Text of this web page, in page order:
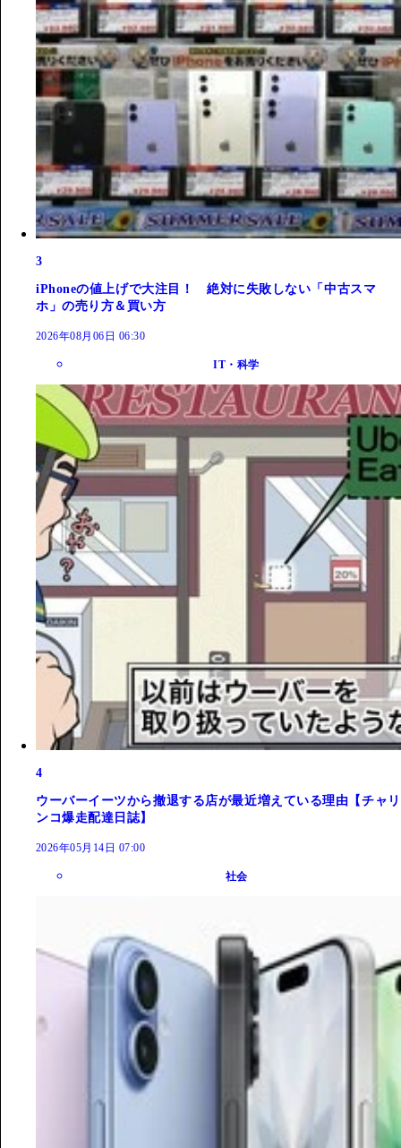
3
iPhoneの値上げで大注目！ 絶対に失敗しない「中古スマ
ホ」の売り方＆買い方
2026年08月06日 06:30
IT・科学
4
ウーバーイーツから撤退する店が最近増えている理由【チャリ
ンコ爆走配達日誌】
2026年05月14日 07:00
社会